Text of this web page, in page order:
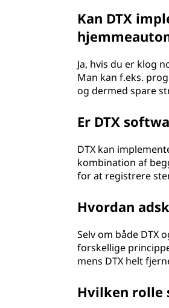
Kan DTX
Ja, hvis du er klog
Man kan f.eks.
og dermed spare
Er DTX
DTX kan
kombination af
for at registrere
Hvordan
Selv om både
forskellige
mens DTX helt
Hvilken rolle